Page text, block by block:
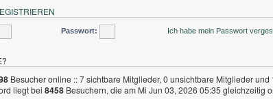
Passwort: Ich habe mein Passwort
Besucher online :: 7 sichtbare Mitglieder, 0 unsichtbare Mitglieder
liegt bei 8458 Besuchern, die am Mi Jun 03, 2026 05:35 gleichzeitig